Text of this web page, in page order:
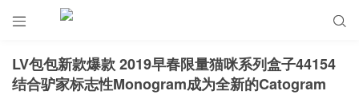
 
LV包包新款爆款 2019早春限量猫咪系列盒子44154
结合驴家标志性Monogram成为全新的Catogram